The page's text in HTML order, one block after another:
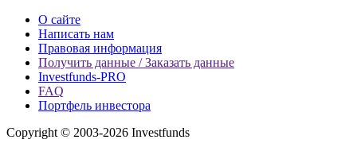
О сайте
Написать нам
Правовая информация
Получить данные / Заказать данные
Investfunds-PRO
FAQ
Портфель инвестора
Copyright © 2003-2026 Investfunds